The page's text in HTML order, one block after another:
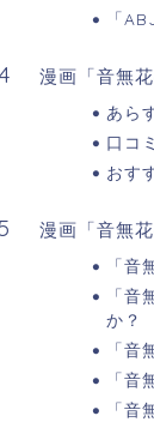
「
漫画「音無
あら
口コ
おす
漫画「音無
「音
「
か？
「音
「音
「音